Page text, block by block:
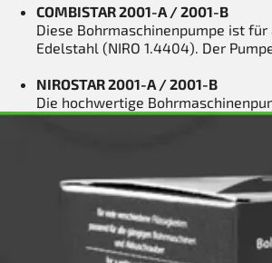
COMBISTAR 2001-A / 2001-B
Diese Bohrmaschinenpumpe ist
Edelstahl (NIRO 1.4404). Der
NIROSTAR 2001-A / 2001-B
Die hochwertige